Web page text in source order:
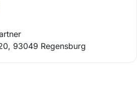
93049 Regensburg